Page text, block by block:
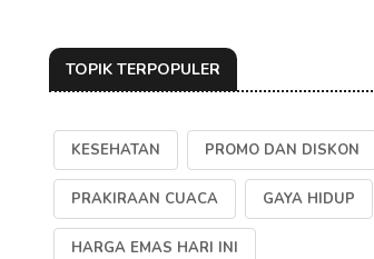
TOPIK TERPOPULER
KESEHATAN PROMO DAN DISKON
PRAKIRAAN CUACA GAYA HIDUP
HARGA EMAS HARI INI